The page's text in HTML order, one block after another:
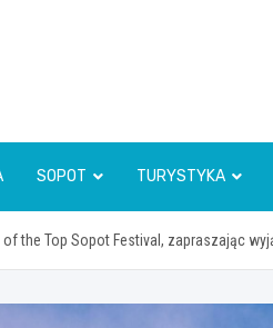
SOPOT TURYSTYKA
of the Top Sopot Festival, zapraszając